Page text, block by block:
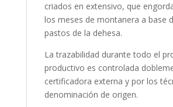
criados en extensivo, que
los meses de montanera a base
pastos de la dehesa.
La trazabilidad durante todo el
productivo es controlada
certificadora externa y por los
denominación de origen.